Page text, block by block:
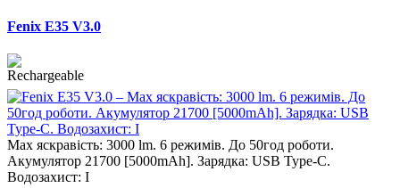
Fenix E35 V3.0
Max яскравість: 3000 lm. 6 режимів. До 50год роботи.
Акумулятор 21700 [5000mAh]. Зарядка: USB Type-C.
Водозахист: I